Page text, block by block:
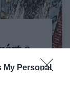
My Personal
ban. A
a